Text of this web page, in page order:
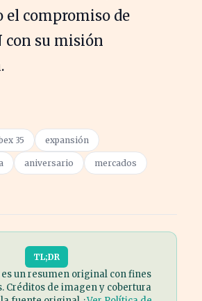
el compromiso de
con su misión
35 expansión
aniversario mercados
TL;DR
un resumen original con fines
Créditos de imagen y cobertura